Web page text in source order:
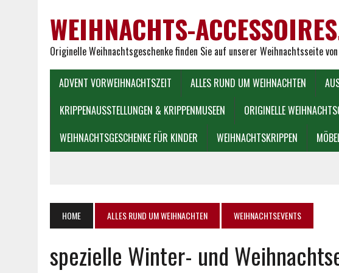
WEIHNACHTS-
Originelle Weihnachtsgeschenke finden Sie auf unserer Weihnachtsseite
ADVENT VORWEIHNACHTSZEIT ALLES RUND UM WEIHNACHTEN
KRIPPENAUSSTELLUNGEN & KRIPPENMUSEEN
ORIGINELLE
WEIHNACHTSGESCHENKE FÜR KINDER
WEIHNACHTSKRIPPEN
HOME ALLES RUND UM WEIHNACHTEN WEIHNACHTSEVENTS
spezielle Winter- und